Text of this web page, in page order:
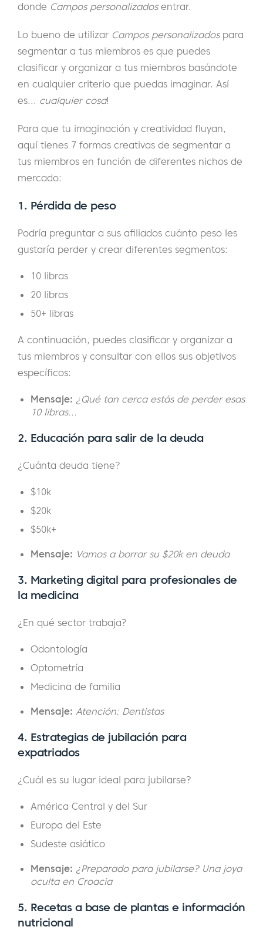
donde Campos personalizadosentrar.
Lo bueno de utilizar Campos personalizadospara
segmentar a tus miembros es que puedes
clasificar y organizar a tus miembros basándote
en cualquier criterio que puedas imaginar. Así
es... cualquier cosa!
Para que tu imaginación y creatividad fluyan,
aquí tienes 7 formas creativas de segmentar a
tus miembros en función de diferentes nichos de
mercado:
1. Pérdida de peso
Podría preguntar a sus afiliados cuánto peso les
gustaría perder y crear diferentes segmentos:
10 libras
20 libras
50+ libras
A continuación, puedes clasificar y organizar a
tus miembros y consultar con ellos sus objetivos
específicos:
Mensaje: ¿Qué tan cerca estás de perder esas
10 libras...
2. Educación para salir de la deuda
¿Cuánta deuda tiene?
$10k
$20k
$50k+
Mensaje: Vamos a borrar su $20k en deuda
3. Marketing digital para profesionales de
la medicina
¿En qué sector trabaja?
Odontología
Optometría
Medicina de familia
Mensaje: Atención: Dentistas
4. Estrategias de jubilación para
expatriados
¿Cuál es su lugar ideal para jubilarse?
América Central y del Sur
Europa del Este
Sudeste asiático
Mensaje: ¿Preparado para jubilarse? Una joya
oculta en Croacia
5. Recetas a base de plantas e información
nutricional